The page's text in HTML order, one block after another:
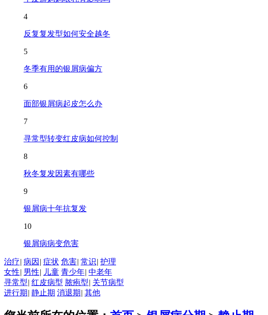
4
反复复发型如何安全越冬
5
冬季有用的银屑病偏方
6
面部银屑病起皮怎么办
7
寻常型转变红皮病如何控制
8
秋冬复发因素有哪些
9
银屑病十年抗复发
10
银屑病病变危害
治疗| 病因 | 症状 危害| 常识| 护理
女性| 男性| 儿童 青少年| 中老年
寻常型| 红皮病型 脓疱型| 关节病型
进行期 | 静止期 消退期 | 其他